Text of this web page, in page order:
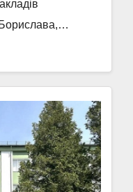
Борислава,…